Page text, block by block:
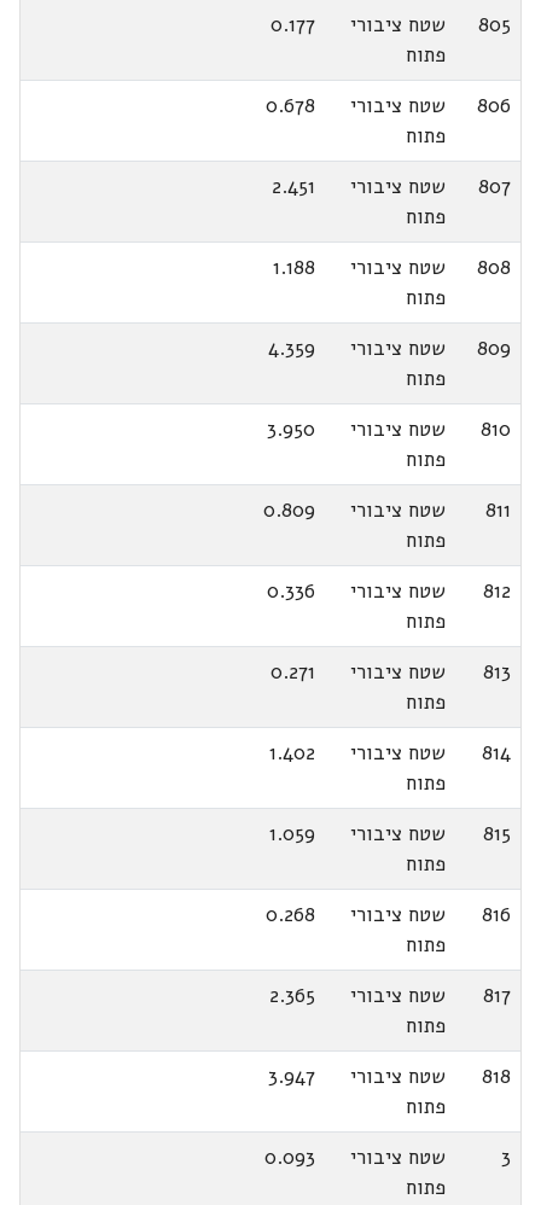
805
שטח ציבורי
פתוח
0.177
806
שטח ציבורי
פתוח
0.678
807
שטח ציבורי
פתוח
2.451
808
שטח ציבורי
פתוח
1.188
809
שטח ציבורי
פתוח
4.359
810
שטח ציבורי
פתוח
3.950
811
שטח ציבורי
פתוח
0.809
812
שטח ציבורי
פתוח
0.336
813
שטח ציבורי
פתוח
0.271
814
שטח ציבורי
פתוח
1.402
815
שטח ציבורי
פתוח
1.059
816
שטח ציבורי
פתוח
0.268
817
שטח ציבורי
פתוח
2.365
818
שטח ציבורי
פתוח
3.947
3
שטח ציבורי
פתוח
0.093